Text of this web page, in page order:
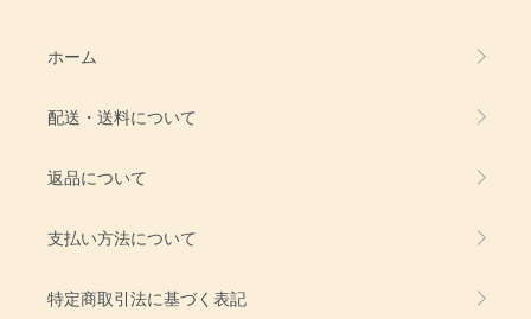
ホーム
配送・送料について
返品について
支払い方法について
特定商取引法に基づく表記